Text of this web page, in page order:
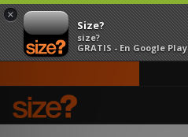
×
Size?
size?
GRATIS - En Google Play
Página principal